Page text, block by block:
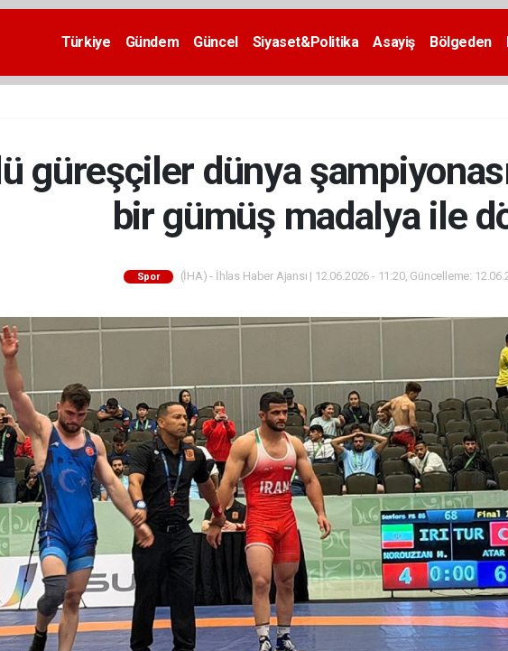
Türkiye Gündem Güncel Siyaset&Politika Asayiş Bölgeden
güreşçiler dünya
bir gümüş madalya ile
Spor (İHA) - İhlas Haber Ajansı | 12.06.2026 - 11:20, Güncelleme: